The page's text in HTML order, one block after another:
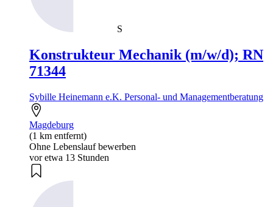
S
Konstrukteur Mechanik (m/w/d); RN
71344
Sybille Heinemann e.K. Personal- und Managementberatung
Magdeburg
(1 km entfernt)
Ohne Lebenslauf bewerben
vor etwa 13 Stunden